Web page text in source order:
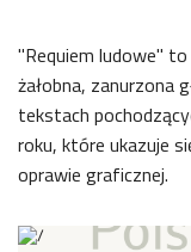
"Requiem ludowe"
żałobna, zanurzona
tekstach
roku, które ukazuje
oprawie graficznej.